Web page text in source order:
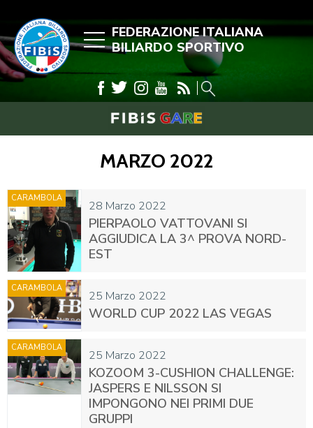
FEDERAZIONE ITALIANA
BILIARDO SPORTIVO
MARZO 2022
28 Marzo 2022
CARAMBOLA
PIERPAOLO VATTOVANI SI
AGGIUDICA LA 3^ PROVA NORD-
EST
25 Marzo 2022
CARAMBOLA
WORLD CUP 2022 LAS VEGAS
25 Marzo 2022
CARAMBOLA
KOZOOM 3-CUSHION CHALLENGE:
JASPERS E NILSSON SI
IMPONGONO NEI PRIMI DUE
GRUPPI